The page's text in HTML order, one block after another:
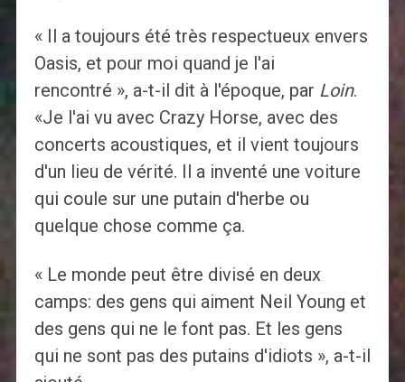
« Il a toujours été très respectueux envers
Oasis, et pour moi quand je l'ai
rencontré », a-t-il dit à l'époque, par Loin.
«Je l'ai vu avec Crazy Horse, avec des
concerts acoustiques, et il vient toujours
d'un lieu de vérité. Il a inventé une voiture
qui coule sur une putain d'herbe ou
quelque chose comme ça.
« Le monde peut être divisé en deux
camps: des gens qui aiment Neil Young et
des gens qui ne le font pas. Et les gens
qui ne sont pas des putains d'idiots », a-t-il